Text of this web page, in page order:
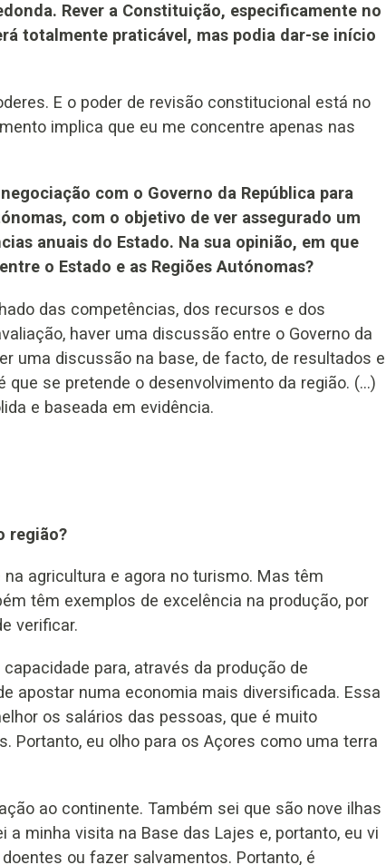
Rever a Constituição, especificamente no
totalmente praticável, mas podia dar-se início
E o poder de revisão constitucional está no
implica que eu me concentre apenas nas
com o Governo da República para
com o objetivo de ver assegurado um
anuais do Estado. Na sua opinião, em que
o Estado e as Regiões Autónomas?
das competências, dos recursos e dos
haver uma discussão entre o Governo da
uma discussão na base, de facto, de resultados e
se pretende o desenvolvimento da região. (...)
e baseada em evidência.
região?
agricultura e agora no turismo. Mas têm
têm exemplos de excelência na produção, por
verificar.
para, através da produção de
apostar numa economia mais diversificada. Essa
os salários das pessoas, que é muito
Portanto, eu olho para os Açores como uma terra
ao continente. Também sei que são nove ilhas
minha visita na Base das Lajes e, portanto, eu vi
ou fazer salvamentos. Portanto, é